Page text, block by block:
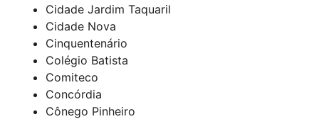
Cidade Jardim Taquaril
Cidade Nova
Cinquentenário
Colégio Batista
Comiteco
Concórdia
Cônego Pinheiro